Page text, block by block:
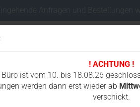
! ACHTUNG !
Büro ist vom 10. bis 18.08.26
werden dann erst wieder ab
verschickt.
Anfragen und Bestellungen